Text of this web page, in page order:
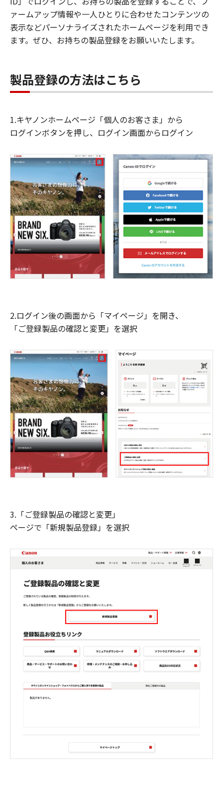
ァームアップ情報や一人ひとりに合わせたコンテンツの
表示などパーソナライズされたホームページを利用でき
ます。ぜひ、お持ちの製品登録をお願いいたします。
製品登録の方法はこちら
1.キヤノンホームページ「個人のお客さま」から
ログインボタンを押し、ログイン画面からログイン
2.ログイン後の画面から「マイページ」を開き、
「ご登録製品の確認と変更」を選択
3.「ご登録製品の確認と変更」
ページで「新規製品登録」を選択